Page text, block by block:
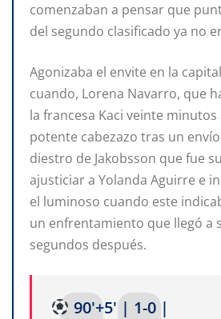
comenzaban a pensar que
del segundo clasificado ya no
Agonizaba el envite en la
cuando, Lorena Navarro, que
la francesa Kaci veinte
potente cabezazo tras un
diestro de Jakobsson que fue
ajusticiar a Yolanda Aguirre e
el luminoso cuando este
un enfrentamiento que llegó a
segundos después.
90'+5' | 1-0 |